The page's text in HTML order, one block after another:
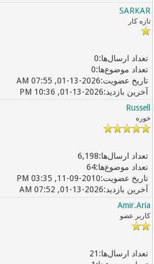
SARKAR
تازه کار
0
0
01-13-2026, 07:55 AM
01-13-2026, 10:36 PM
Russell
خوره
6,198
64
11-09-2010, 03:35 PM
01-13-2026, 07:52 AM
Amir.Aria
کاربر عضو
21